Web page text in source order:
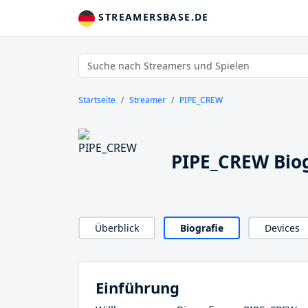
STREAMERSBASE.DE
Startseite Streamer PIPE_CREW
PIPE_CREW
Überblick Biografie Devices
Einführung